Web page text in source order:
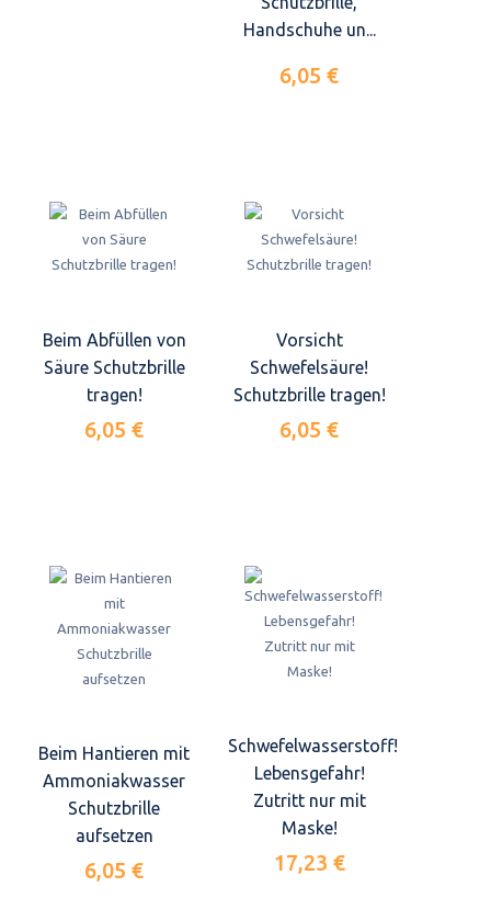
Handschuhe un...
6,05 €
Beim Abfüllen von
Säure Schutzbrille
tragen!
6,05 €
Vorsicht
Schwefelsäure!
Schutzbrille tragen!
6,05 €
Beim Hantieren mit
Ammoniakwasser
Schutzbrille
aufsetzen
6,05 €
Schwefelwasserstoff!
Lebensgefahr!
Zutritt nur mit
Maske!
17,23 €